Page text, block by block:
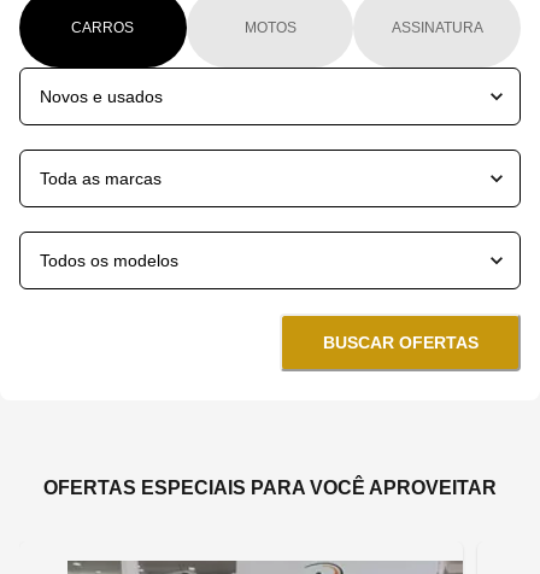
CARROS MOTOS ASSINATURA
BUSCAR OFERTAS
OFERTAS ESPECIAIS PARA VOCÊ APROVEITAR